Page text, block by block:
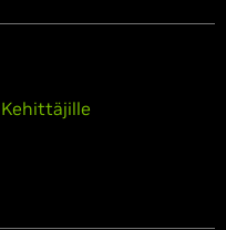
Kehittäjille